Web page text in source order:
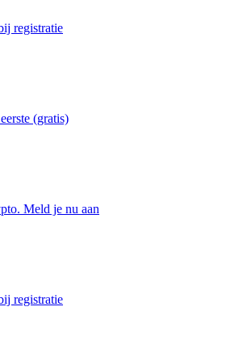
registratie
(gratis)
Meld je nu aan
registratie